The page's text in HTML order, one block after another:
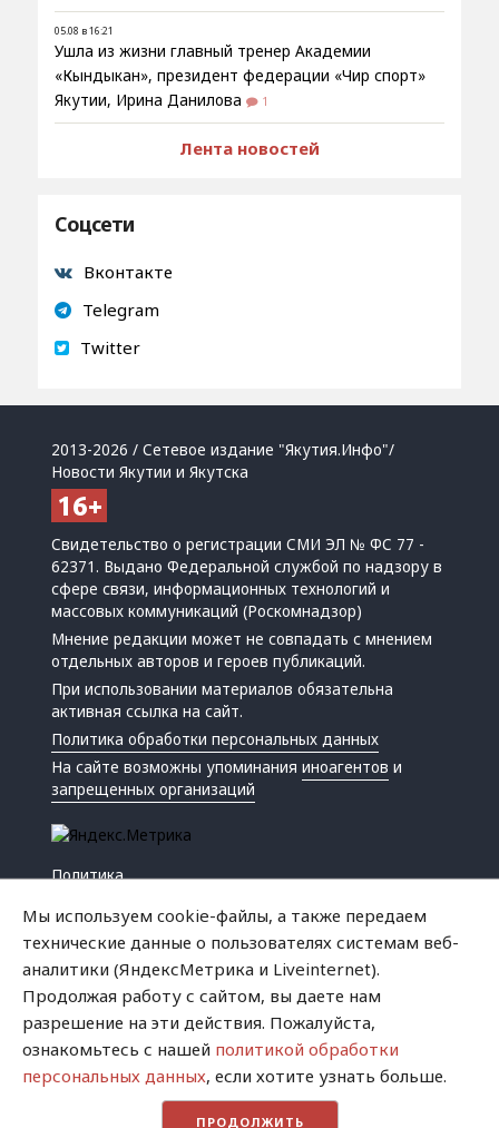
05.08 в 16:21
Ушла из жизни главный тренер Академии
«Кындыкан», президент федерации «Чир спорт»
Якутии, Ирина Данилова
1
Лента новостей
Соцсети
Вконтакте
Telegram
Twitter
2013-2026 / Сетевое издание "Якутия.Инфо"/
Новости Якутии и Якутска
Свидетельство о регистрации СМИ ЭЛ № ФС 77 -
62371. Выдано Федеральной службой по надзору в
сфере связи, информационных технологий и
массовых коммуникаций (Роскомнадзор)
Мнение редакции может не совпадать с мнением
отдельных авторов и героев публикаций.
При использовании материалов обязательна
активная ссылка на сайт.
Политика обработки персональных данных
На сайте возможны упоминанияиноагентов и
запрещенных организаций
Политика
Криминал
Успех
Хватит это терпеть
Мы используем cookie-файлы, а также передаем
технические данные о пользователях системам веб-
аналитики (ЯндексМетрика и Liveinternet).
Продолжая работу с сайтом, вы даете нам
разрешение на эти действия. Пожалуйста,
ознакомьтесь с нашей политикой обработки
персональных данных, если хотите узнать больше.
ПРОДОЛЖИТЬ